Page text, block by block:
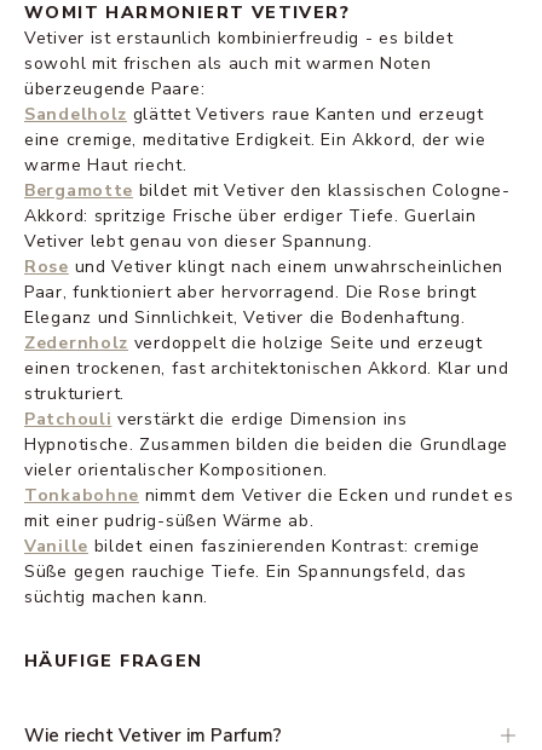
WOMIT HARMONIERT VETIVER?
Vetiver ist erstaunlich kombinierfreudig - es bildet
sowohl mit frischen als auch mit warmen Noten
überzeugende Paare:
Sandelholz glättet Vetivers raue Kanten und erzeugt
eine cremige, meditative Erdigkeit. Ein Akkord, der wie
warme Haut riecht.
Bergamotte bildet mit Vetiver den klassischen Cologne-
Akkord: spritzige Frische über erdiger Tiefe. Guerlain
Vetiver lebt genau von dieser Spannung.
Rose und Vetiver klingt nach einem unwahrscheinlichen
Paar, funktioniert aber hervorragend. Die Rose bringt
Eleganz und Sinnlichkeit, Vetiver die Bodenhaftung.
Zedernholz verdoppelt die holzige Seite und erzeugt
einen trockenen, fast architektonischen Akkord. Klar und
strukturiert.
Patchouli verstärkt die erdige Dimension ins
Hypnotische. Zusammen bilden die beiden die Grundlage
vieler orientalischer Kompositionen.
Tonkabohne nimmt dem Vetiver die Ecken und rundet es
mit einer pudrig-süßen Wärme ab.
Vanille bildet einen faszinierenden Kontrast: cremige
Süße gegen rauchige Tiefe. Ein Spannungsfeld, das
süchtig machen kann.
HÄUFIGE FRAGEN
Wie riecht Vetiver im Parfum?